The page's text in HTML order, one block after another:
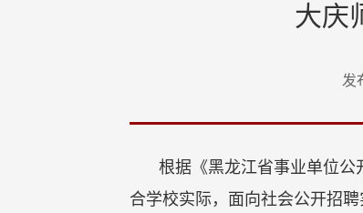
大庆
发
根据《黑龙江省事业单位
合学校实际，面向社会公开招